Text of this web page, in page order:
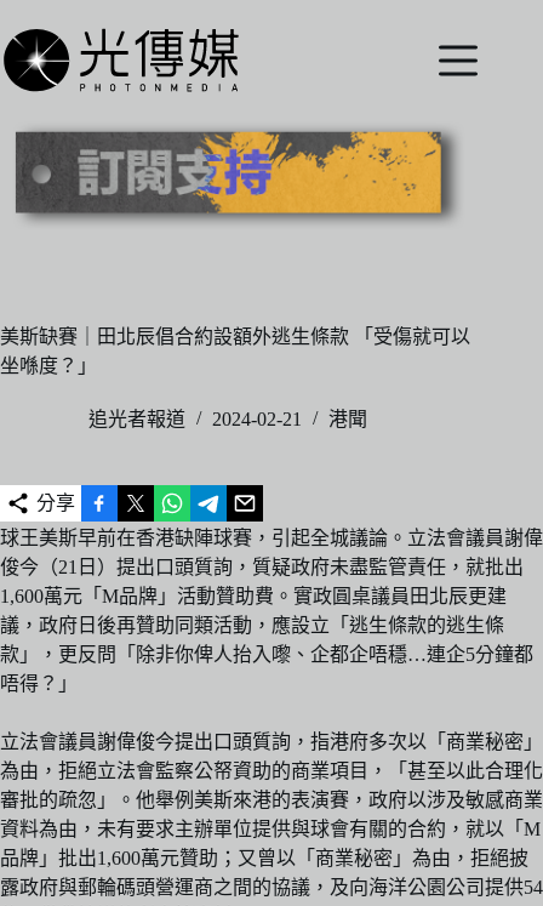
至
主
內
美斯缺賽｜田北辰倡合約設額外逃生條款 「受傷就可以
坐喺度？」
追光者報道 2024-02-21 港聞
分享
球王美斯早前在香港缺陣球賽，引起全城議論。立法會議員謝偉
俊今（21日）提出口頭質詢，質疑政府未盡監管責任，就批出
1,600萬元「M品牌」活動贊助費。實政圓桌議員田北辰更建
議，政府日後再贊助同類活動，應設立「逃生條款的逃生條
款」，更反問「除非你俾人抬入嚟、企都企唔穩…連企5分鐘都
唔得？」
立法會議員謝偉俊今提出口頭質詢，指港府多次以「商業秘密」
為由，拒絕立法會監察公帑資助的商業項目，「甚至以此合理化
審批的疏忽」。他舉例美斯來港的表演賽，政府以涉及敏感商業
資料為由，未有要求主辦單位提供與球會有關的合約，就以「M
品牌」批出1,600萬元贊助；又曾以「商業秘密」為由，拒絕披
露政府與郵輪碼頭營運商之間的協議，及向海洋公園公司提供54